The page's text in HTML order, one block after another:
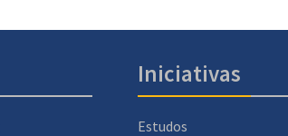
Iniciativas
Estudos